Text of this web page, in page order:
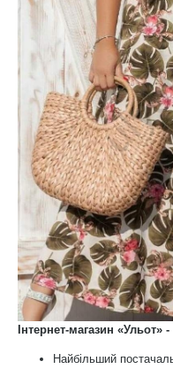
Інтернет-магазин «Ульот» -
Найбільший